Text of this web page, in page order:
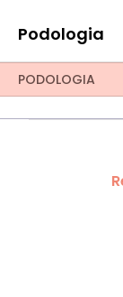
Podologia
PODOLOGIA